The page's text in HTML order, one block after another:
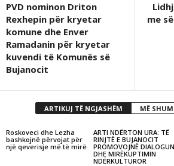
PVD nominon Driton
Rexhepin për kryetar
komune dhe Enver
Ramadanin për kryetar
kuvendi të Komunës së
Bujanocit
me
ARTIKUJ TË NGJASHËM MË
Roskoveci dhe Lezha
bashkojnë përvojat për
një qeverisje më të mirë
ARTI NDËRTON URA: TË
RINJTË E BUJANOCIT
PROMOVOJNË DIALOGUN
DHE MIRËKUPTIMIN
NDËRKULTUROR